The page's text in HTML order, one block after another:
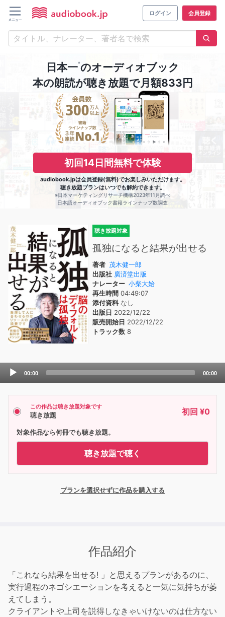
ログイン 会員登録
日本一※のオーディオブック
本の朗読が聴き放題で月額833円
初回14日間無料で体験
audiobook.jpは会員登録(無料)でお楽しみいただけます。
聴き放題プランはいつでも解約できます。
※日本マーケティングリサーチ機構2023年11月調べ
日本語オーディオブック書籍ラインナップ数調査
聴き放題対象
孤独になると結果が出せる
著者 茂木健一郎
出版社 廣済堂出版
ナレーター 小柴大始
再生時間 04:49:07
添付資料なし
出版日 2022/12/22
販売開始日 2022/12/22
トラック数 8
Audio
00:00 00:00
この作品は聴き放題対象です
聴き放題 初回 ¥0
対象作品なら何冊でも聴き放題。
聴き放題で聴く
プランを選択せずに作品を購入する
作品紹介
「これなら結果を出せる! 」と思えるプランがあるのに、
実行過程のネゴシエーションを考えると一気に気持ちが萎
えてしまう。
クライアントや上司を説得しなきゃいけないのは仕方ない